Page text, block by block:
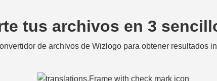
tus archivos en 3
de archivos de Wizlogo para obtener resultados